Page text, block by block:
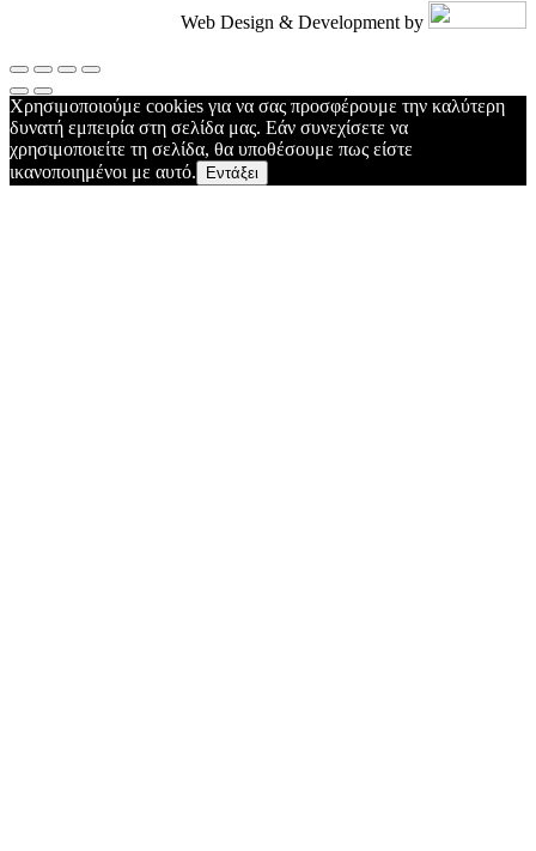
Web Design & Development by
Χρησιμοποιούμε cookies για να σας προσφέρουμε την καλύτερη
δυνατή εμπειρία στη σελίδα μας. Εάν συνεχίσετε να
χρησιμοποιείτε τη σελίδα, θα υποθέσουμε πως είστε
ικανοποιημένοι με αυτό.
Εντάξει